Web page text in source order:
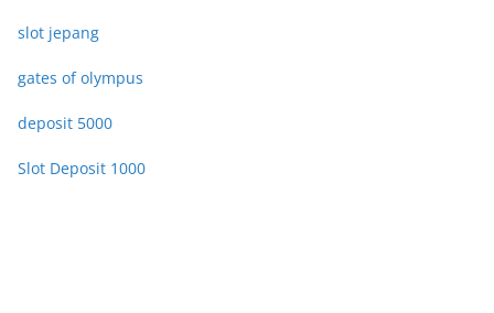
slot jepang
gates of olympus
deposit 5000
Slot Deposit 1000